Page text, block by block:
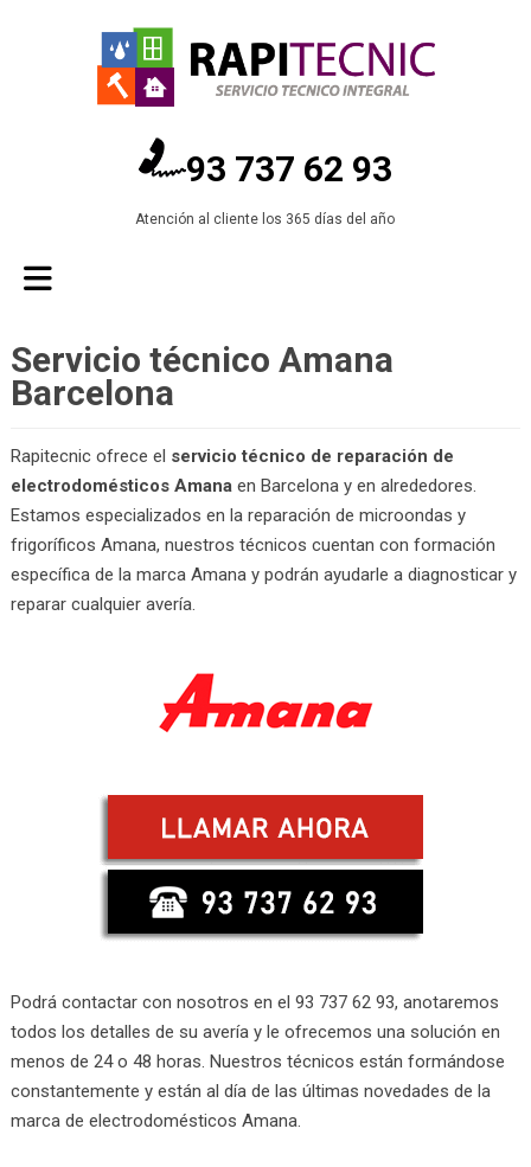
93 737 62 93
Atención al cliente los 365 días del año
Servicio técnico Amana
Barcelona
Rapitecnic ofrece el servicio técnico de reparación de
electrodomésticos Amanaen Barcelona y en alrededores.
Estamos especializados en la reparación de microondas y
frigoríficos Amana, nuestros técnicos cuentan con formación
específica de la marca Amana y podrán ayudarle a diagnosticar y
reparar cualquier avería.
Podrá contactar con nosotros en el 93 737 62 93, anotaremos
todos los detalles de su avería y le ofrecemos una solución en
menos de 24 o 48 horas. Nuestros técnicos están formándose
constantemente y están al día de las últimas novedades de la
marca de electrodomésticos Amana.